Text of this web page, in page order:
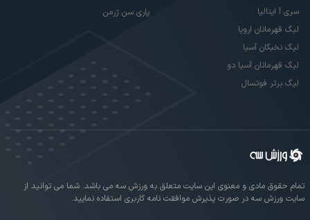
سری آ ایتالیا
لیگ قهرمانان اروپا
لیگ نخبگان آسیا
لیگ قهرمانان آسیا دو
لیگ برتر فوتسال
پاری سن ژرمن
تمام حقوق مادی و معنوی این سایت متعلق به ورزش سه می باشد. شما می توانید از
سایت ورزش سه در صورت پذیرش موافقت نامه کاربری استفاده نمایید.